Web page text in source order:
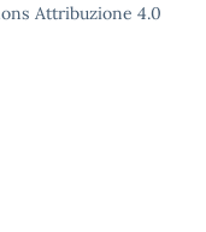
Attribuzione 4.0